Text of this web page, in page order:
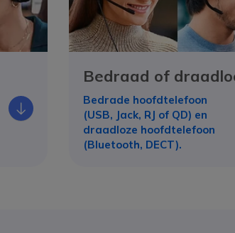
Icono
Bedraad of
Bedrade hoofdtelefoon
(USB, Jack, RJ of QD) en
draadloze hoofdtelefoon
(Bluetooth, DECT).